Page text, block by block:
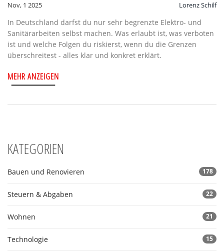
Nov, 1 2025 Lorenz Schilf
In Deutschland darfst du nur sehr begrenzte Elektro- und
Sanitärarbeiten selbst machen. Was erlaubt ist, was verboten
ist und welche Folgen du riskierst, wenn du die Grenzen
überschreitest - alles klar und konkret erklärt.
MEHR ANZEIGEN
KATEGORIEN
Bauen und Renovieren 178
Steuern & Abgaben 22
Wohnen 21
Technologie 15